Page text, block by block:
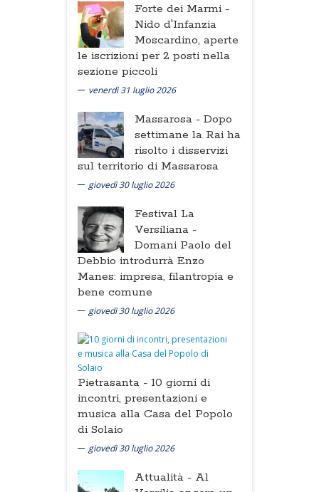
Forte dei Marmi -
Nido d'Infanzia
Moscardino, aperte
le iscrizioni per 2 posti nella
sezione piccoli
venerdì 31 luglio 2026
Massarosa - Dopo
settimane la Rai ha
risolto i disservizi
sul territorio di Massarosa
giovedì 30 luglio 2026
Festival La
Versiliana -
Domani Paolo del
Debbio introdurrà Enzo
Manes: impresa, filantropia e
bene comune
giovedì 30 luglio 2026
Pietrasanta - 10 giorni di
incontri, presentazioni e
musica alla Casa del Popolo
di Solaio
giovedì 30 luglio 2026
Attualità - Al